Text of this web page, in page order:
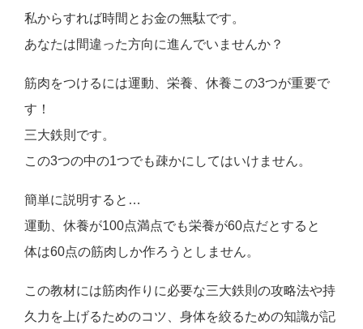
私からすれば時間とお金の無駄です。
あなたは間違った方向に進んでいませんか？
筋肉をつけるには運動、栄養、休養この3つが重要で
す！
三大鉄則です。
この3つの中の1つでも疎かにしてはいけません。
簡単に説明すると…
運動、休養が100点満点でも栄養が60点だとすると
体は60点の筋肉しか作ろうとしません。
この教材には筋肉作りに必要な三大鉄則の攻略法や持
久力を上げるためのコツ、身体を絞るための知識が記